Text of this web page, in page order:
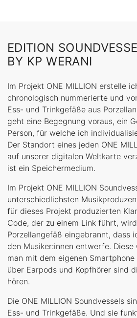
EDITION
BY KP WERANI
Im Projekt ONE MILLION erstelle
chronologisch nummerierte und
Ess- und Trinkgefäße aus
geht eine Begegnung voraus, ein
Person, für welche ich
Der Standort eines jeden ONE
auf unserer digitalen Weltkarte
ist ein Speichermedium.
Im Projekt ONE MILLION
unterschiedlichsten
für dieses Projekt produzierten
Code, der zu einem Link führt,
Porzellangefäß eingebrannt, dass
den Musiker:innen entwerfe. Diese
man mit dem eigenen
über Earpods und Kopfhörer sind
hören.
Die ONE MILLION Soundvessels
Ess- und Trinkgefäße. Und sie